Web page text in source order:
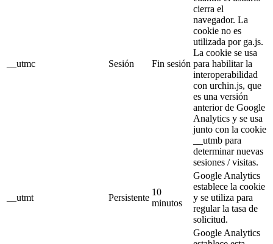
__utmc Sesión Fin sesión
cierra el
navegador. La
cookie no es
utilizada por ga.js.
La cookie se usa
para habilitar la
interoperabilidad
con urchin.js, que
es una versión
anterior de Google
Analytics y se usa
junto con la cookie
__utmb para
determinar nuevas
sesiones / visitas.
__utmt Persistente
10
minutos
Google Analytics
establece la cookie
y se utiliza para
regular la tasa de
solicitud.
Google Analytics